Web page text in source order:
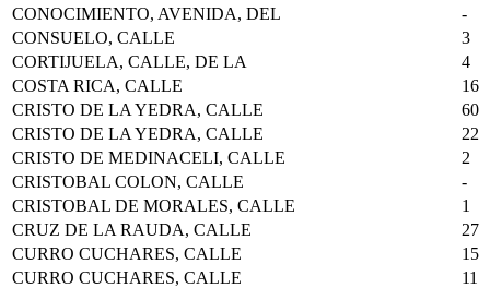
CONOCIMIENTO, AVENIDA, DEL
-
CONSUELO, CALLE
3
CORTIJUELA, CALLE, DE LA
4
COSTA RICA, CALLE
16
CRISTO DE LA YEDRA, CALLE
60
CRISTO DE LA YEDRA, CALLE
22
CRISTO DE MEDINACELI, CALLE
2
CRISTOBAL COLON, CALLE
-
CRISTOBAL DE MORALES, CALLE
1
CRUZ DE LA RAUDA, CALLE
27
CURRO CUCHARES, CALLE
15
CURRO CUCHARES, CALLE
11